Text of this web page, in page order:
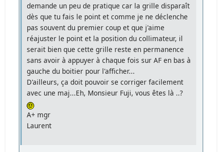
demande un peu de pratique car la grille disparaît
dès que tu fais le point et comme je ne déclenche
pas souvent du premier coup et que j'aime
réajuster le point et la position du collimateur, il
serait bien que cette grille reste en permanence
sans avoir à appuyer à chaque fois sur AF en bas à
gauche du boitier pour l'afficher...
D'ailleurs, ça doit pouvoir se corriger facilement
avec une maj...Eh, Monsieur Fuji, vous êtes là ..?
A+ mgr
Laurent